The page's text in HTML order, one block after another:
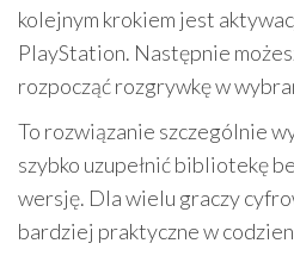
kolejnym krokiem jest
PlayStation. Następnie
rozpocząć rozgrywkę w
To rozwiązanie szczególnie
szybko uzupełnić bibliotekę
wersję. Dla wielu graczy
bardziej praktyczne w